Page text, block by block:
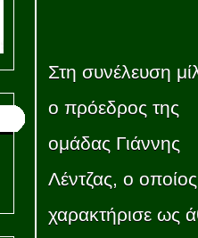
Στη συνέλευση
ο πρόεδρος της
ομάδας Γιάννης
Λέντζας, ο οποίος
χαρακτήρισε ως